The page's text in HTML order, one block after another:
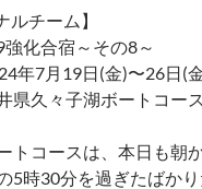
ルチーム】
化合宿～その8～
年7月19日(金)〜26日(
久々子湖ボートコース
トコースは、本日も朝
5時30分を過ぎたばか